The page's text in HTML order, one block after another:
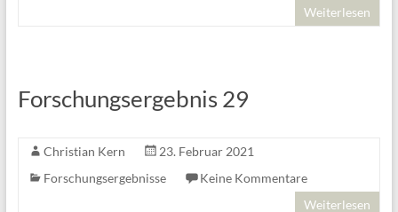
Weiterlesen
Forschungsergebnis 29
Christian Kern
23. Februar 2021
Forschungsergebnisse
Keine Kommentare
Weiterlesen